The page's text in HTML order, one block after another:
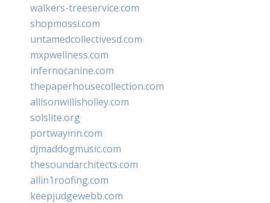
walkers-treeservice.com
shopmossi.com
untamedcollectivesd.com
mxpwellness.com
infernocanine.com
thepaperhousecollection.com
allisonwillisholley.com
solslite.org
portwayinn.com
djmaddogmusic.com
thesoundarchitects.com
allin1roofing.com
keepjudgewebb.com